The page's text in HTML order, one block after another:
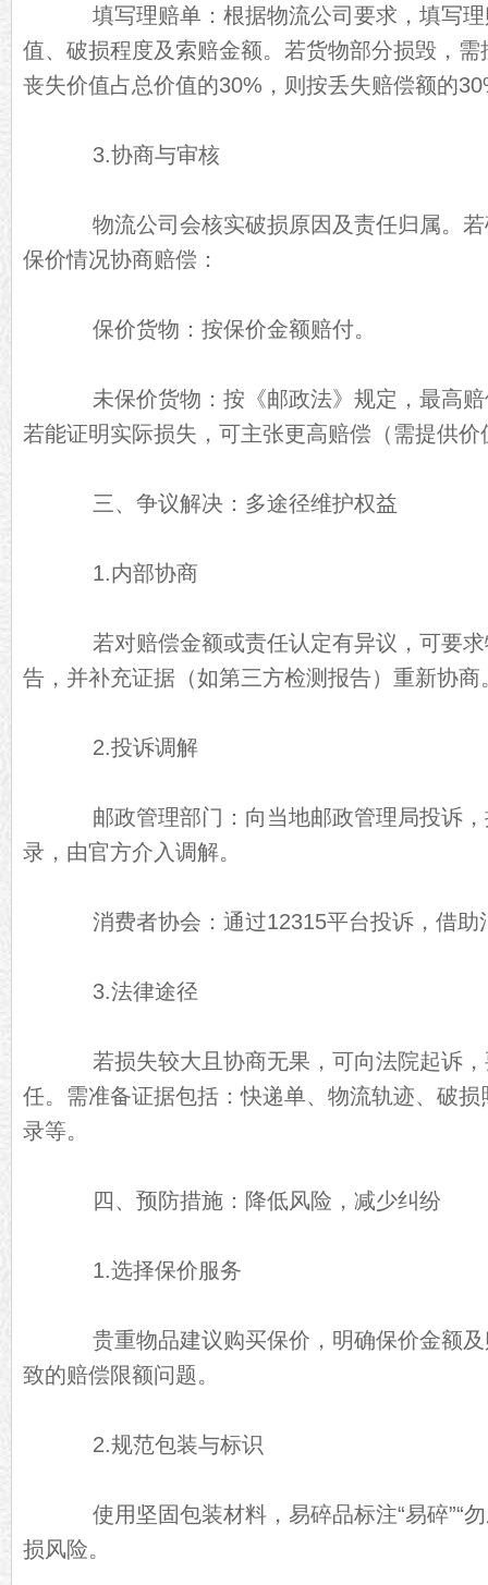
填写理赔单：根据物流公司要求，填写理
值、破损程度及索赔金额。若货物部分损毁，
丧失价值占总价值的30%，则按丢失赔偿额的
3.协商与审核
物流公司会核实破损原因及责任归属。若
保价情况协商赔偿：
保价货物：按保价金额赔付。
未保价货物：按《邮政法》规定，最高赔
若能证明实际损失，可主张更高赔偿（需提供价
三、争议解决：多途径维护权益
1.内部协商
若对赔偿金额或责任认定有异议，可要求
告，并补充证据（如第三方检测报告）重新协商
2.投诉调解
邮政管理部门：向当地邮政管理局投诉，
录，由官方介入调解。
消费者协会：通过12315平台投诉，借助
3.法律途径
若损失较大且协商无果，可向法院起诉，
任。需准备证据包括：快递单、物流轨迹、破
录等。
四、预防措施：降低风险，减少纠纷
1.选择保价服务
贵重物品建议购买保价，明确保价金额及
致的赔偿限额问题。
2.规范包装与标识
使用坚固包装材料，易碎品标注“易碎”“勿
损风险。